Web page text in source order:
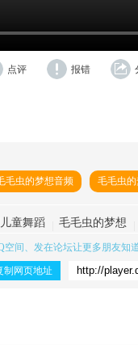
点评 报错
毛虫的梦想音频 毛毛虫
童舞蹈 毛毛虫的梦想
空间、发在论坛让更多朋友知
制网页地址